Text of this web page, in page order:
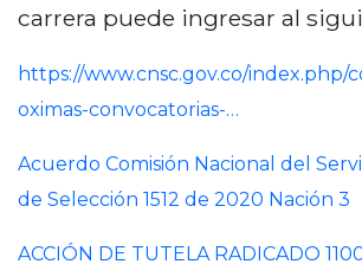
carrera puede ingresar al
https://www.cnsc.gov.co/index.php/
oximas-convocatorias-…
Acuerdo Comisión Nacional del
de Selección 1512 de 2020 Nación 3
ACCIÓN DE TUTELA RADICADO